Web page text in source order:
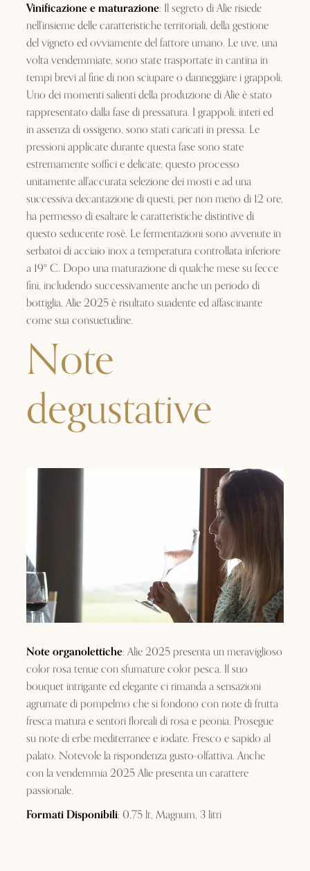
Vinificazione e maturazione: Il segreto di Alìe risiede
nell’insieme delle caratteristiche territoriali, della gestione
del vigneto ed ovviamente del fattore umano. Le uve, una
volta vendemmiate, sono state trasportate in cantina in
tempi brevi al fine di non sciupare o danneggiare i grappoli.
Uno dei momenti salienti della produzione di Alìe è stato
rappresentato dalla fase di pressatura. I grappoli, interi ed
in assenza di ossigeno, sono stati caricati in pressa. Le
pressioni applicate durante questa fase sono state
estremamente soffici e delicate; questo processo
unitamente all’accurata selezione dei mosti e ad una
successiva decantazione di questi, per non meno di 12 ore,
ha permesso di esaltare le caratteristiche distintive di
questo seducente rosè. Le fermentazioni sono avvenute in
serbatoi di acciaio inox a temperatura controllata inferiore
a 19° C. Dopo una maturazione di qualche mese su fecce
fini, includendo successivamente anche un periodo di
bottiglia, Alìe 2025 è risultato suadente ed affascinante
come sua consuetudine.
Note
degustative
Note organolettiche: Alìe 2025 presenta un meraviglioso
color rosa tenue con sfumature color pesca. Il suo
bouquet intrigante ed elegante ci rimanda a sensazioni
agrumate di pompelmo che si fondono con note di frutta
fresca matura e sentori floreali di rosa e peonia. Prosegue
su note di erbe mediterranee e iodate. Fresco e sapido al
palato. Notevole la rispondenza gusto-olfattiva. Anche
con la vendemmia 2025 Alìe presenta un carattere
passionale.
Formati Disponibili: 0,75 lt, Magnum, 3 litri